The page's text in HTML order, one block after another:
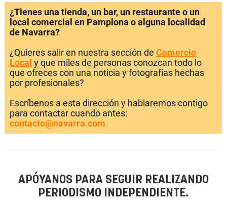
¿Tienes una tienda, un bar, un restaurante o un
local comercial en Pamplona o alguna localidad
de Navarra?
¿Quieres salir en nuestra sección de Comercio
Local y que miles de personas conozcan todo lo
que ofreces con una noticia y fotografías hechas
por profesionales?
Escríbenos a esta dirección y hablaremos contigo
para contactar cuando antes:
contacto@navarra.com
APÓYANOS PARA SEGUIR REALIZANDO
PERIODISMO INDEPENDIENTE.